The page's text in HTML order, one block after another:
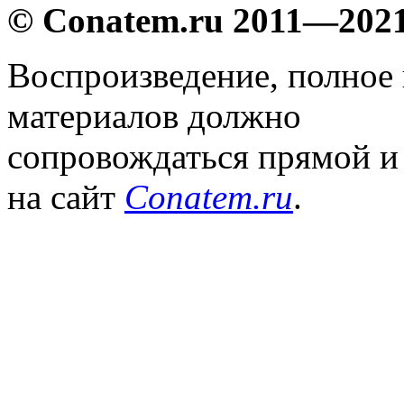
© Conatem.ru
Воспроизведение,
материалов должно
сопровождаться прямой
на сайт Conatem.ru.